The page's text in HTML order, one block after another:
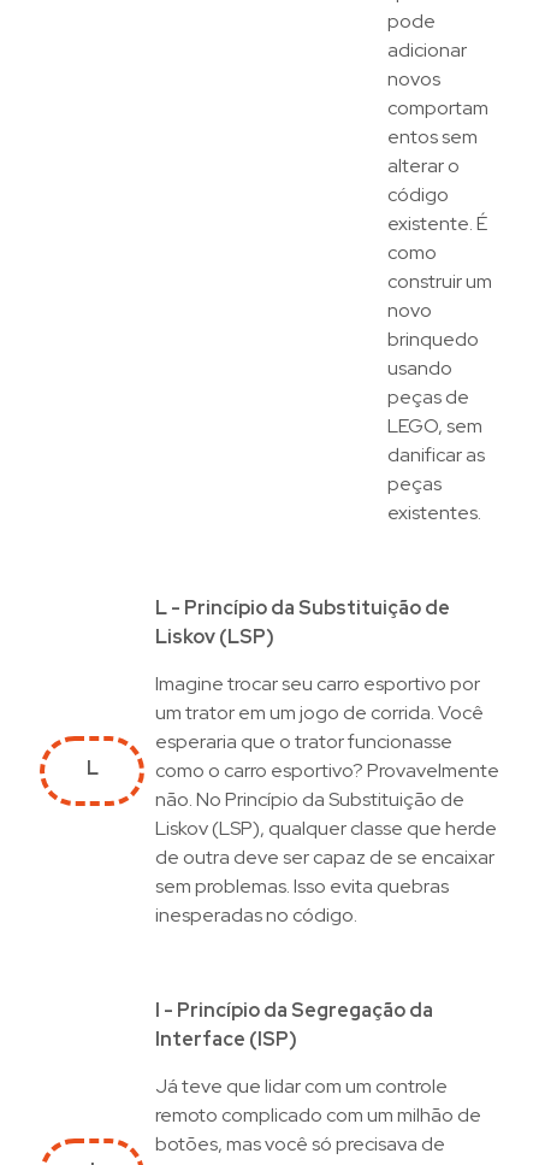
pode
adicionar
novos
comportam
entos sem
alterar o
código
existente. É
como
construir um
novo
brinquedo
usando
peças de
LEGO, sem
danificar as
peças
existentes.
L
L - Princípio da Substituição de
Liskov (LSP)
Imagine trocar seu carro esportivo por
um trator em um jogo de corrida. Você
esperaria que o trator funcionasse
como o carro esportivo? Provavelmente
não. No Princípio da Substituição de
Liskov (LSP), qualquer classe que herde
de outra deve ser capaz de se encaixar
sem problemas. Isso evita quebras
inesperadas no código.
I - Princípio da Segregação da
Interface (ISP)
Já teve que lidar com um controle
remoto complicado com um milhão de
botões, mas você só precisava de